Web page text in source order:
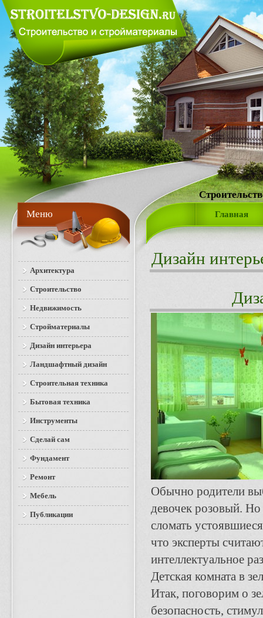
Главная
Дизайн
Обычно родители
девочек розовый.
сломать
что эксперты
интеллектуальное
Детская комната в
Итак, поговорим о
безопасность,
Меню
Архитектура
Строительство
Недвижимость
Стройматериалы
Дизайн интерьера
Ландшафтный дизайн
Строительная техника
Бытовая техника
Инструменты
Сделай сам
Фундамент
Ремонт
Мебель
Публикации